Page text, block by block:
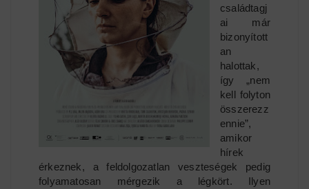
családtagj
ai már
bizonyított
an
halottak,
így „nem
kell folyton
összerezz
ennie”,
amikor
hírek
érkeznek, a feldolgozatlan veszteségek pedig
folyamatosan mérgezik a légkört. Ilyen